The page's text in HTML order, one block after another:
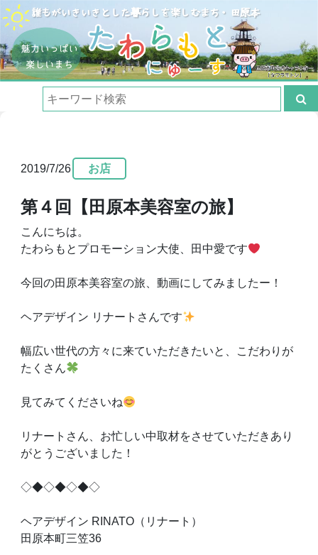
2019/7/26 お店
第４回【田原本美容室の旅】
こんにちは。
たわらもとプロモーション大使、田中愛です
今回の田原本美容室の旅、動画にしてみましたー！
ヘアデザイン リナートさんです
幅広い世代の方々に来ていただきたいと、こだわりが
たくさん
見てみてくださいね
リナートさん、お忙しい中取材をさせていただきあり
がとうございました！
◇◆◇◆◇◆◇
ヘアデザイン RINATO（リナート）
田原本町三笠36